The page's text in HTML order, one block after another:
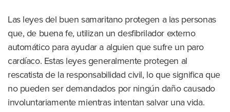
Las leyes del buen samaritano protegen a las personas
que, de buena fe, utilizan un desfibrilador externo
automático para ayudar a alguien que sufre un paro
cardíaco. Estas leyes generalmente protegen al
rescatista de la responsabilidad civil, lo que significa que
no pueden ser demandados por ningún daño causado
involuntariamente mientras intentan salvar una vida.